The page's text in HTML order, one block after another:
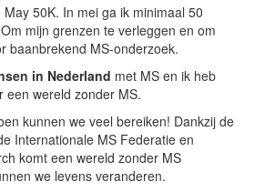
50K. In mei ga ik minimaal 50
mijn grenzen te verleggen en om
baanbrekend MS-onderzoek.
in Nederland met MS en ik heb
een wereld zonder MS.
kunnen we veel bereiken! Dankzij de
Internationale MS Federatie en
komt een wereld zonder MS
we levens veranderen.